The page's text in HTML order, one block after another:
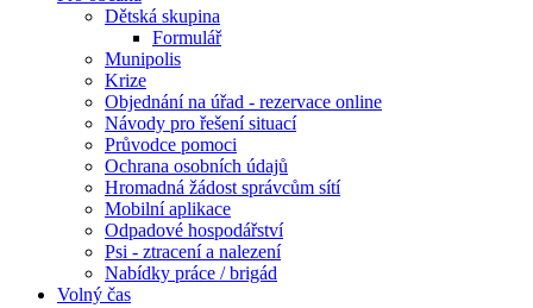
Dětská skupina
Formulář
Munipolis
Krize
Objednání na úřad - rezervace online
Návody pro řešení situací
Průvodce pomoci
Ochrana osobních údajů
Hromadná žádost správcům sítí
Mobilní aplikace
Odpadové hospodářství
Psi - ztracení a nalezení
Nabídky práce / brigád
Volný čas